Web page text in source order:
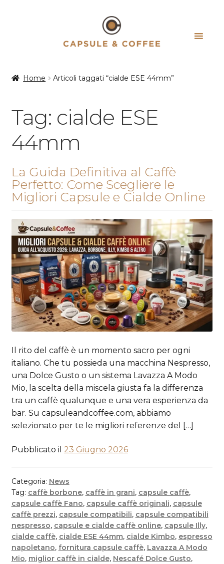
Home Articoli taggati “cialde ESE 44mm”
Tag: cialde ESE
44mm
La Guida Definitiva al Caffè
Perfetto: Come Scegliere le
Migliori Capsule e Cialde Online
Il rito del caffè è un momento sacro per ogni
italiano. Che tu possieda una macchina Nespresso,
una Dolce Gusto o un sistema Lavazza A Modo
Mio, la scelta della miscela giusta fa la differenza
tra un caffè qualunque e una vera esperienza da
bar. Su capsuleandcoffee.com, abbiamo
selezionato per te le migliori referenze del […]
Pubblicato il 23 Giugno 2026
Categoria: News
Tag: caffè borbone, caffè in grani, capsule caffè,
capsule caffè Fano, capsule caffè originali, capsule
caffè prezzi, capsule compatibili, capsule compatibili
nespresso, capsule e cialde caffè online, capsule Illy,
cialde caffè, cialde ESE 44mm, cialde Kimbo, espresso
napoletano, fornitura capsule caffè, Lavazza A Modo
Mio, miglior caffè in cialde, Nescafé Dolce Gusto,